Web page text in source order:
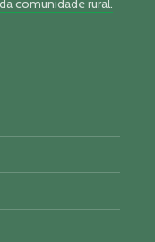
comunidade rural.